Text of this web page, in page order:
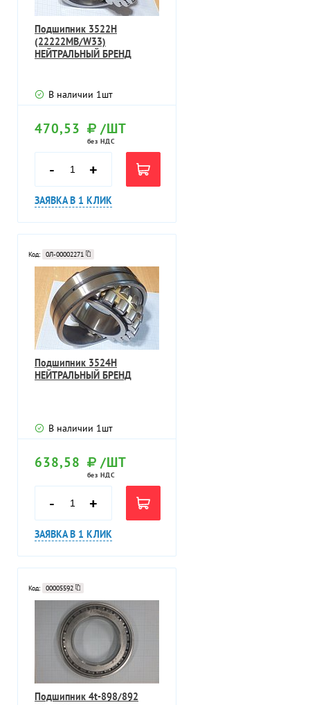
Подшипник 3522H
(22222MB/W33)
НЕЙТРАЛЬНЫЙ БРЕНД
В наличии 1шт
470,53 /ШТ
без НДС
- +
ЗАЯВКА В 1 КЛИК
Код: 0Л-00002271
Подшипник 3524H
НЕЙТРАЛЬНЫЙ БРЕНД
В наличии 1шт
638,58 /ШТ
без НДС
- +
ЗАЯВКА В 1 КЛИК
Код: 00005592
Подшипник 4t-898/892